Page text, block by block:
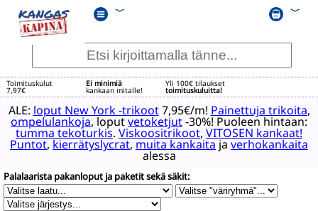
﹀ ﹀
Toimituskulut
7,97€
Ei minimiä
kankaan mitalle!
Yli 100€ tilaukset
toimituskuluitta!
ALE: loput New York -trikoot7,95€/m! Painettuja trikoita,
ompelulankoja, loputvetoketjut-30%! Puoleen hintaan:
tumma tekoturkis. Viskoositrikoot, VITOSEN kankaat!
Puntot,kierrätyslycrat,muita kankaitajaverhokankaita
alessa
Palalaarista pakanloput ja paketit sekä säkit: